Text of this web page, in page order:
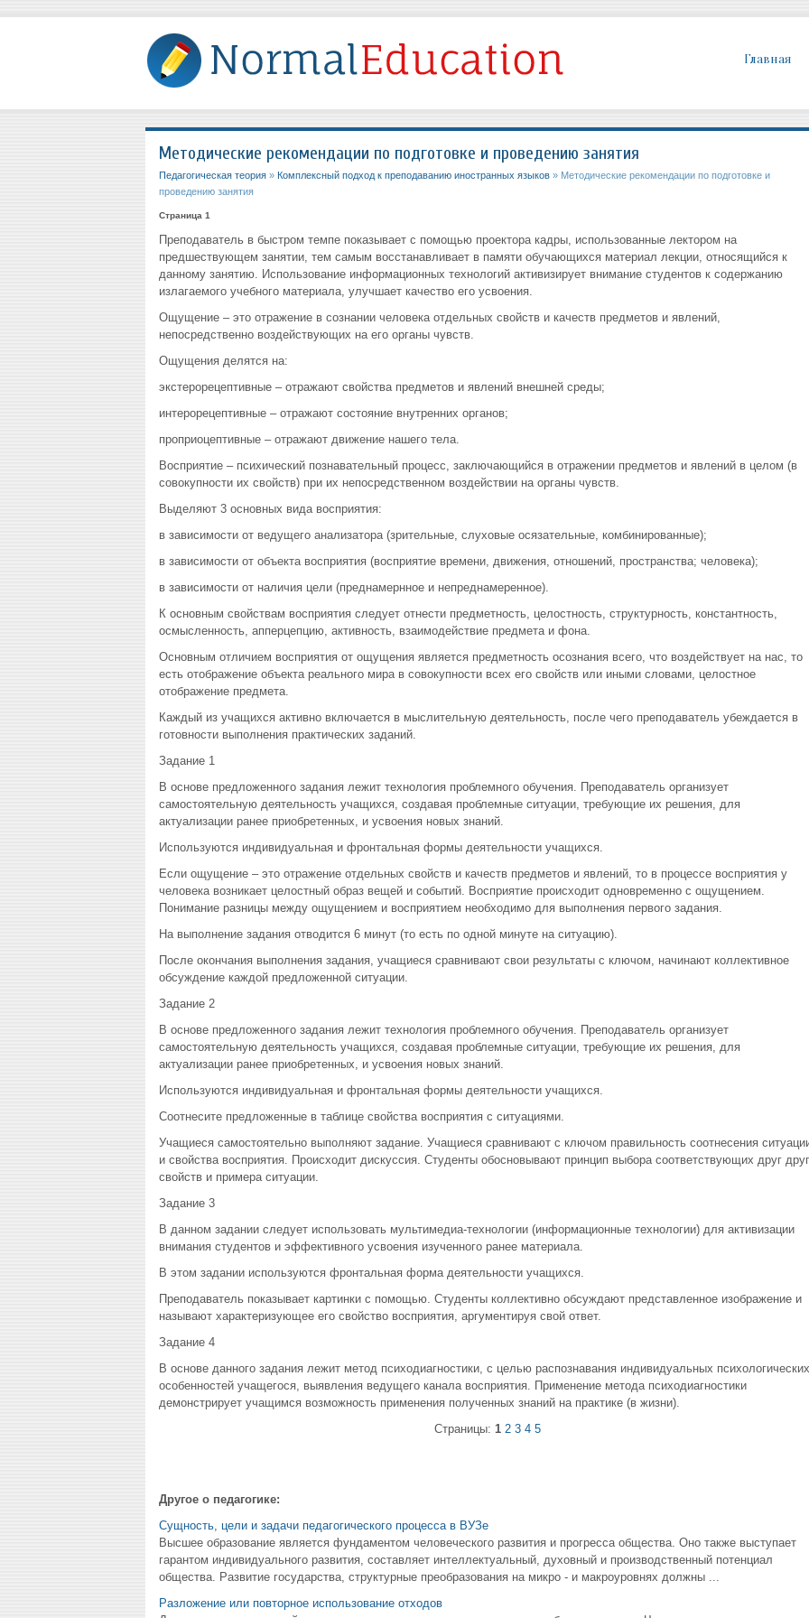
Главная
Методические рекомендации по подготовке и проведению занятия
Педагогическая теория» Комплексный подход к преподаванию иностранных языков» Методические рекомендации по подготовке и
проведению занятия
Страница 1
Преподаватель в быстром темпе показывает с помощью проектора кадры, использованные лектором на
предшествующем занятии, тем самым восстанавливает в памяти обучающихся материал лекции, относящийся к
данному занятию. Использование информационных технологий активизирует внимание студентов к содержанию
излагаемого учебного материала, улучшает качество его усвоения.
Ощущение – это отражение в сознании человека отдельных свойств и качеств предметов и явлений,
непосредственно воздействующих на его органы чувств.
Ощущения делятся на:
экстерорецептивные – отражают свойства предметов и явлений внешней среды;
интерорецептивные – отражают состояние внутренних органов;
проприоцептивные – отражают движение нашего тела.
Восприятие – психический познавательный процесс, заключающийся в отражении предметов и явлений в целом (в
совокупности их свойств) при их непосредственном воздействии на органы чувств.
Выделяют 3 основных вида восприятия:
в зависимости от ведущего анализатора (зрительные, слуховые осязательные, комбинированные);
в зависимости от объекта восприятия (восприятие времени, движения, отношений, пространства; человека);
в зависимости от наличия цели (преднамернное и непреднамеренное).
К основным свойствам восприятия следует от­нести предметность, целостность, структурность, константность,
осмысленность, апперцепцию, активность, взаимодействие предмета и фона.
Основным отличием восприятия от ощущения является предметность осознания всего, что воздейству­ет на нас, то
есть отображение объекта реального мира в совокупности всех его свойств или иными словами, целостное
отображение предмета.
Каждый из учащихся активно включается в мыслительную деятельность, после чего преподаватель убеждается в
готовности выполнения практических заданий.
Задание 1
В основе предложенного задания лежит технология проблемного обучения. Преподаватель организует
самостоятельную деятельность учащихся, создавая проблемные ситуации, требующие их решения, для
актуализации ранее приобретенных, и усвоения новых знаний.
Используются индивидуальная и фронтальная формы деятельности учащихся.
Если ощущение – это отражение отдельных свойств и качеств предметов и явлений, то в процессе восприятия у
человека возникает целостный образ вещей и событий. Восприятие происходит одновременно с ощущением.
Понимание разницы между ощущением и восприятием необходимо для выполнения первого задания.
На выполнение задания отводится 6 минут (то есть по одной минуте на ситуацию).
После окончания выполнения задания, учащиеся сравнивают свои результаты с ключом, начинают коллективное
обсуждение каждой предложенной ситуации.
Задание 2
В основе предложенного задания лежит технология проблемного обучения. Преподаватель организует
самостоятельную деятельность учащихся, создавая проблемные ситуации, требующие их решения, для
актуализации ранее приобретенных, и усвоения новых знаний.
Используются индивидуальная и фронтальная формы деятельности учащихся.
Соотнесите предложенные в таблице свойства восприятия с ситуациями.
Учащиеся самостоятельно выполняют задание. Учащиеся сравнивают с ключом правильность соотнесения
и свойства восприятия. Происходит дискуссия. Студенты обосновывают принцип выбора соответствующих друг
свойств и примера ситуации.
Задание 3
В данном задании следует использовать мультимедиа-технологии (информационные технологии) для активизации
внимания студентов и эффективного усвоения изученного ранее материала.
В этом задании используются фронтальная форма деятельности учащихся.
Преподаватель показывает картинки с помощью. Студенты коллективно обсуждают представленное изображение и
называют характеризующее его свойство восприятия, аргументируя свой ответ.
Задание 4
В основе данного задания лежит метод психодиагностики, с целью распознавания индивидуальных психологических
особенностей учащегося, выявления ведущего канала восприятия. Применение метода психодиагностики
демонстрирует учащимся возможность применения полученных знаний на практике (в жизни).
Страницы: 1 2 3 4 5
Другое о педагогике:
Сущность, цели и задачи педагогического процесса в ВУЗе
Высшее образование является фундаментом человеческого развития и прогресса общества. Оно также выступает
гарантом индивидуального развития, составляет интеллектуальный, духовный и производственный потенциал
общества. Развитие государства, структурные преобразования на микро - и макроуровнях должны ...
Разложение или повторное использование отходов